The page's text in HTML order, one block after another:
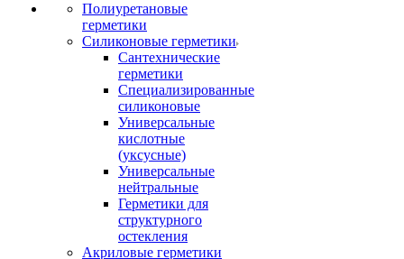
Полиуретановые
герметики
Силиконовые герметики
Сантехнические
герметики
Специализированные
силиконовые
Универсальные
кислотные
(уксусные)
Универсальные
нейтральные
Герметики для
структурного
остекления
Акриловые герметики